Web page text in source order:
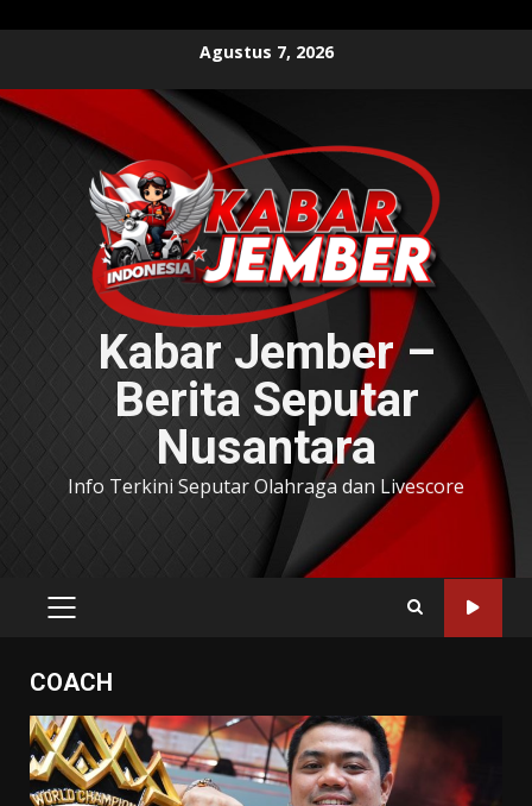
content
Agustus 7, 2026
Kabar Jember –
Berita Seputar
Nusantara
Info Terkini Seputar Olahraga dan Livescore
PRIMARY
COACH